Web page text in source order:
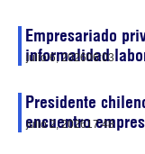
Empresariado
informalidad
julio 6, 202606:03
Presidente
encuentro
julio 2, 202617:48